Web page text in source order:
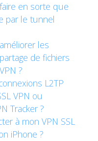
en sorte que
par le tunnel
les
de fichiers
?
L2TP
VPN ou
Tracker ?
à mon VPN SSL
iPhone ?